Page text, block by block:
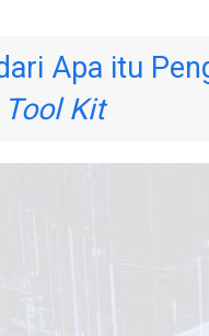
Apa itu
Tool Kit